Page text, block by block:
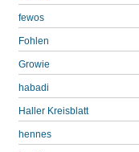
fewos
Fohlen
Growie
habadi
Haller Kreisblatt
hennes